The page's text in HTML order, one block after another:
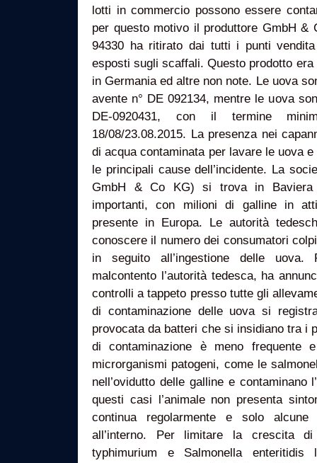
lotti in commercio possono essere
per questo motivo il produttore GmbH &
94330 ha ritirato dai tutti i punti
esposti sugli scaffali. Questo prodotto
in Germania ed altre non note. Le uova
avente n° DE 092134, mentre le uova
DE-0920431, con il termine
18/08/23.08.2015. La presenza nei
di acqua contaminata per lavare le uova
le principali cause dell’incidente. La
GmbH & Co KG) si trova in Baviera
importanti, con milioni di galline in
presente in Europa. Le autorità
conoscere il numero dei consumatori
in seguito all’ingestione delle
malcontento l’autorità tedesca, ha
controlli a tappeto presso tutte gli
di contaminazione delle uova si
provocata da batteri che si insidiano tra i
di contaminazione è meno frequente
microrganismi patogeni, come le
nell’ovidutto delle galline e contaminano
questi casi l’animale non presenta
continua regolarmente e solo alcune
all’interno. Per limitare la crescita di
typhimurium e Salmonella